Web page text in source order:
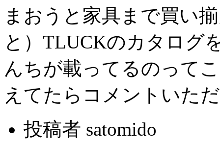
まおうと家具まで買い
と）TLUCKのカタログ
んちが載ってるのって
えてたらコメントいた
投稿者 satomido